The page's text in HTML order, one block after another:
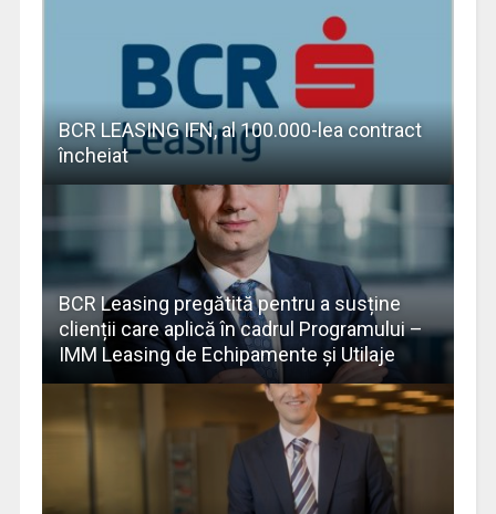
BCR LEASING IFN, al 100.000-lea contract
încheiat
BCR Leasing pregătită pentru a susține
clienții care aplică în cadrul Programului –
IMM Leasing de Echipamente și Utilaje